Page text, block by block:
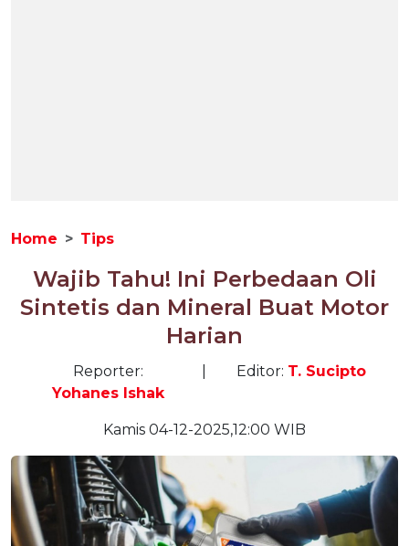
Home Tips
Wajib Tahu! Ini Perbedaan Oli
Sintetis dan Mineral Buat Motor
Harian
Reporter:
Yohanes Ishak
Editor: T. Sucipto
Kamis 04-12-2025,12:00 WIB